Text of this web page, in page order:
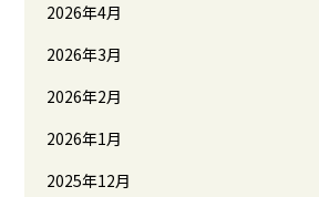
2026年4月
2026年3月
2026年2月
2026年1月
2025年12月